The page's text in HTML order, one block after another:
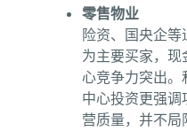
零售物业
险资、国央企
为主要买家，
心竞争力突出
中心投资更强
营质量，并不局